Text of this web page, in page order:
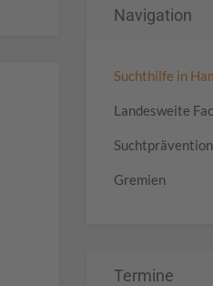
Navigation
Suchthilfe in
Landesweite
Gremien
Termine